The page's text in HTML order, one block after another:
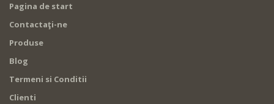
Pagina de start
Contactaţi-ne
Produse
Blog
Termeni si Conditii
Clienti